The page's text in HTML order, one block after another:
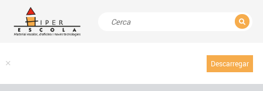
Descarregar